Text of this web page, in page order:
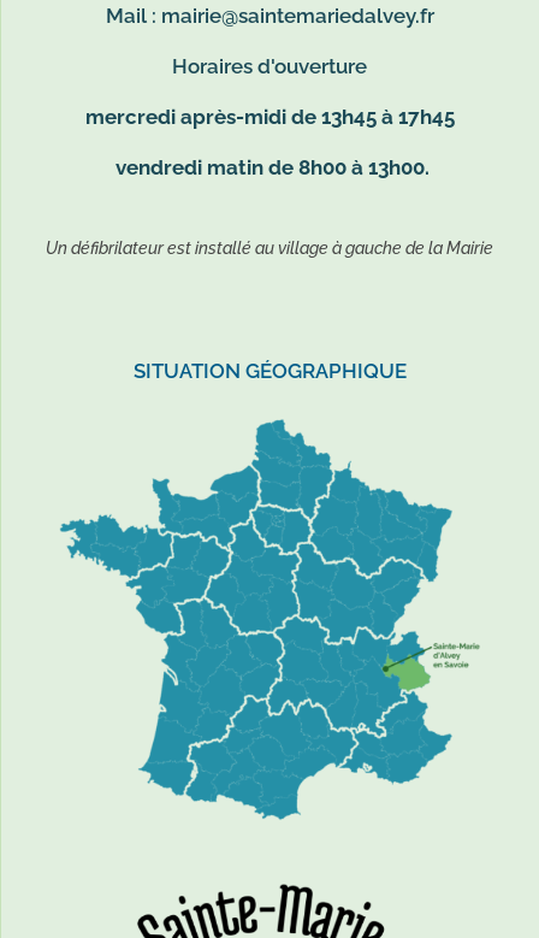
Mail : mairie@saintemariedalvey.fr
Horaires d'ouverture
mercredi après-midi de 13h45 à 17h45
vendredi matin de 8h00 à 13h00.
Un défibrilateur est installé au village à gauche de la Mairie
SITUATION GÉOGRAPHIQUE